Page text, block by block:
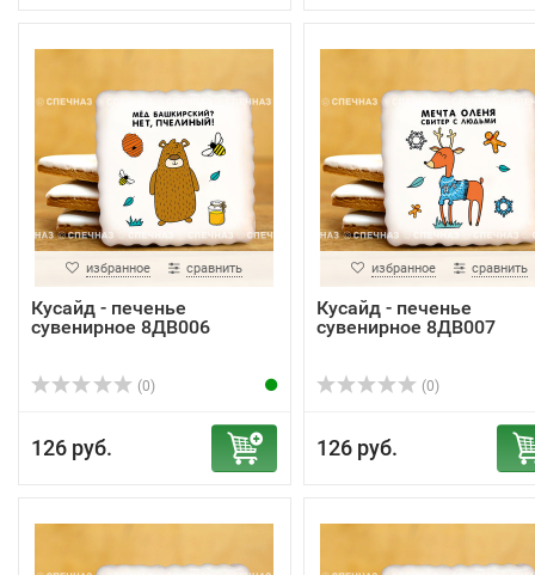
избранное сравнить
Кусайд - печенье
сувенирное 8ДВ006
(0)
126 руб.
избранное сравнить
Кусайд - печенье
сувенирное 8ДВ007
(0)
126 руб.